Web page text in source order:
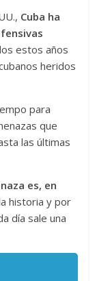
Cuba ha
estos años
heridos
para
que
las últimas
es, en
historia y por
día sale una